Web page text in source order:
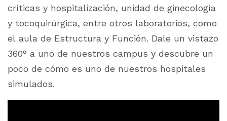
críticas y hospitalización, unidad de ginecología
y tocoquirúrgica, entre otros laboratorios, como
el aula de Estructura y Función. Dale un vistazo
360° a uno de nuestros campus y descubre un
poco de cómo es uno de nuestros hospitales
simulados.